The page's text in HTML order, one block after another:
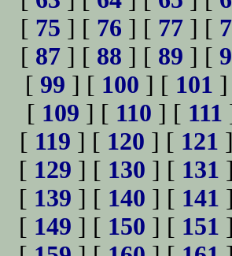
[ 75 ] [ 76 ] [ 77 ] [
[ 87 ] [ 88 ] [ 89 ] [
[ 99 ] [ 100 ] [ 101
[ 109 ] [ 110 ] [ 111
[ 119 ] [ 120 ] [ 121
[ 129 ] [ 130 ] [ 131
[ 139 ] [ 140 ] [ 141
[ 149 ] [ 150 ] [ 151